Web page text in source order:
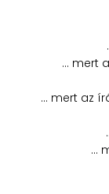
… mert
… mert az
…